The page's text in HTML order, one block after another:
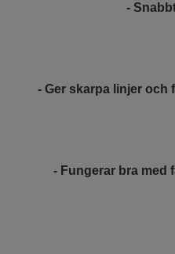
-
- Ger skarpa linjer och
- Fungerar bra med